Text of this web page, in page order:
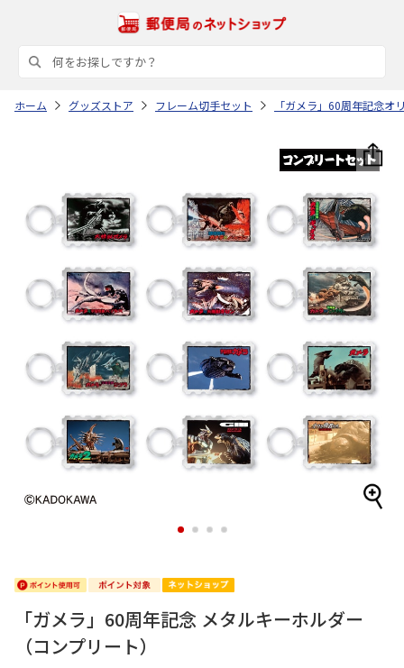
ホーム グッズストア フレーム切手セット 「ガメラ」60周年記念オ
1 2 3 4
「ガメラ」60周年記念 メタルキーホルダー
（コンプリート）